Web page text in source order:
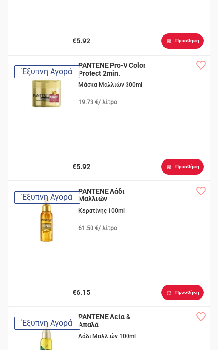
€5.92 Προσθήκη
Έξυπνη Αγορά
PANTENE Pro-V Color
Protect 2min.
Μάσκα Μαλλιών 300ml
19.73 €/ λίτρο
€5.92 Προσθήκη
Έξυπνη Αγορά
PANTENE Λάδι
Μαλλιών
Κερατίνης 100ml
61.50 €/ λίτρο
€6.15 Προσθήκη
Έξυπνη Αγορά
PANTENE Λεία &
Απαλά
Λάδι Μαλλιών 100ml